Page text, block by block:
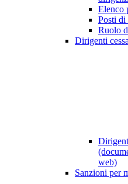
Elenco
Posti
Ruolo
Dirigenti
web)
Sanzioni per